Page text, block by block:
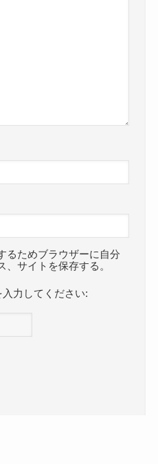
るためブラウザーに自分
、サイトを保存する。
力してください: